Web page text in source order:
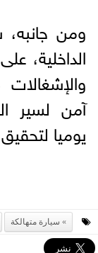
ومن جانبه،
الداخلية،
آمن لسير
يوميا
سيارة متهالكة